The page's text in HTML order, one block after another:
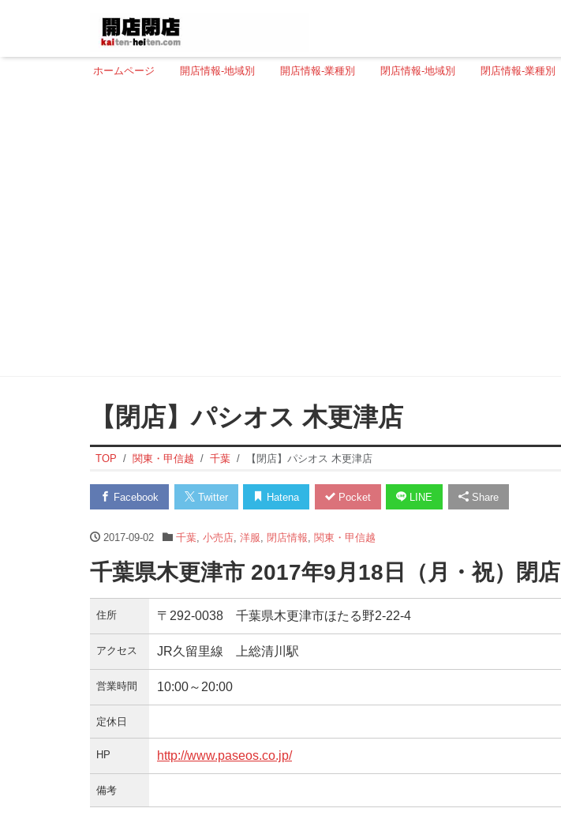
ホームページ 開店情報-地域別 開店情報-業種別 閉店情報-地域別 閉店情報-業種別
【閉店】パシオス 木更津店
TOP 関東・甲信越 千葉 【閉店】パシオス 木更津店
Facebook Twitter Hatena Pocket LINE Share
2017-09-02 千葉, 小売店, 洋服 閉店情報 関東・甲信越
千葉県木更津市 2017年9月18日（月・祝）閉店
住所 〒292-0038 千葉県木更津市ほたる野2-22-4
アクセス JR久留里線 上総清川駅
営業時間 10:00～20:00
定休日
HP http://www.paseos.co.jp/
備考